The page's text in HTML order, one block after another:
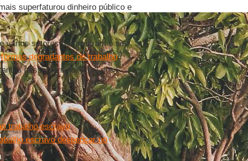
superfaturou dinheiro público e
vários setores reafirmaram o seu
formas degradantes de trabalho,
nesse sentido. Sinal dos
trabalho escravo
escravo despencar no